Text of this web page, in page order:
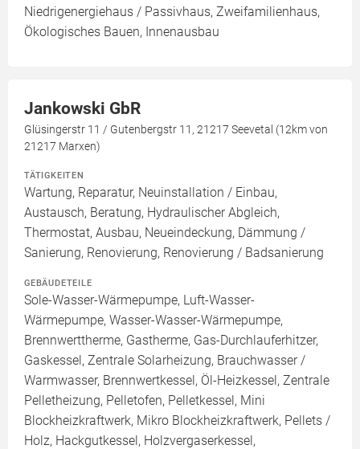
Niedrigenergiehaus / Passivhaus, Zweifamilienhaus,
Ökologisches Bauen, Innenausbau
Jankowski GbR
Glüsingerstr 11 / Gutenbergstr 11, 21217 Seevetal (12km von
21217 Marxen)
TÄTIGKEITEN
Wartung, Reparatur, Neuinstallation / Einbau,
Austausch, Beratung, Hydraulischer Abgleich,
Thermostat, Ausbau, Neueindeckung, Dämmung /
Sanierung, Renovierung, Renovierung / Badsanierung
GEBÄUDETEILE
Sole-Wasser-Wärmepumpe, Luft-Wasser-
Wärmepumpe, Wasser-Wasser-Wärmepumpe,
Brennwerttherme, Gastherme, Gas-Durchlauferhitzer,
Gaskessel, Zentrale Solarheizung, Brauchwasser /
Warmwasser, Brennwertkessel, Öl-Heizkessel, Zentrale
Pelletheizung, Pelletofen, Pelletkessel, Mini
Blockheizkraftwerk, Mikro Blockheizkraftwerk, Pellets /
Holz, Hackgutkessel, Holzvergaserkessel,